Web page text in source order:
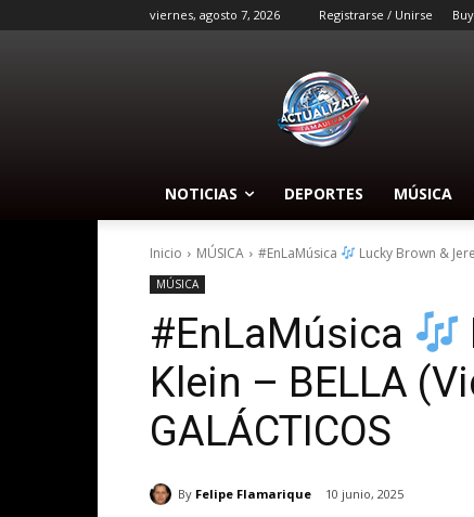
viernes, agosto 7, 2026 Registrarse / Unirse
NOTICIAS DEPORTES MÚSICA
Inicio MÚSICA #EnLaMúsica Lucky Brown &
MÚSICA
#EnLaMúsica
Klein – BELLA
GALÁCTICOS
By Felipe Flamarique 10 junio, 2025